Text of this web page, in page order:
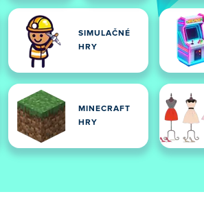
SIMULAČNÉ
HRY
MINECRAFT
HRY